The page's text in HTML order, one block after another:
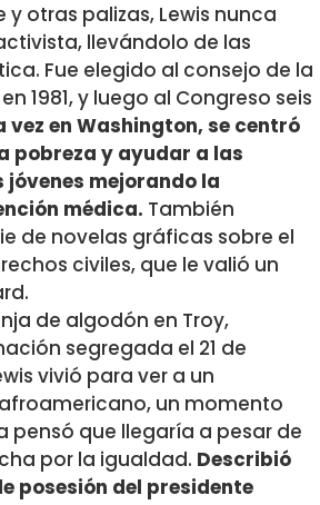
otras palizas, Lewis nunca
llevándolo de las
Fue elegido al consejo de la
1981, y luego al Congreso seis
vez en Washington, se centró
pobreza y ayudar a las
jóvenes mejorando la
médica. También
de novelas gráficas sobre el
civiles, que le valió un
de algodón en Troy,
segregada el 21 de
vivió para ver a un
un momento
pensó que llegaría a pesar de
por la igualdad. Describió
posesión del presidente